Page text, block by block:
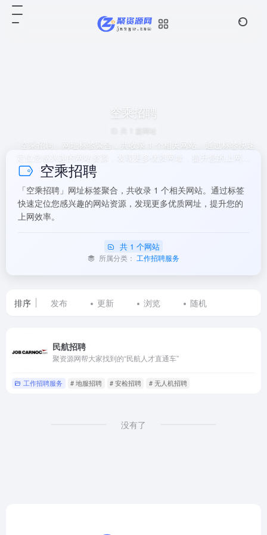
空乘招聘
「空乘招聘」网址标签聚合，共收录 1 个相关网站。通过标签快速
定位您感兴趣的网站资源，发现更多优质网址，提升您的上网效
空乘招聘
「空乘招聘」网址标签聚合，共收录 1 个相关网站。通过标签
快速定位您感兴趣的网站资源，发现更多优质网址，提升您的
上网效率。
共 1 个网站
所属分类： 工作招聘服务
排序 发布 更新 浏览 随机
签
为
民航招聘
聚资源网帮大家找到的“民航人才直通车”
工作招聘服务 # 地服招聘 # 安检招聘 # 无人机招聘
没有了